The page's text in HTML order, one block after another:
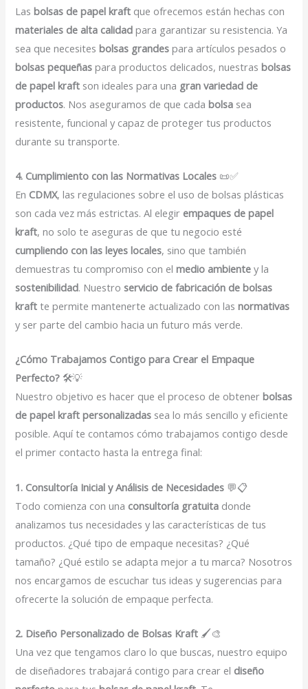
Lasbolsas de papel kraft que ofrecemos están hechas con
materiales de alta calidad para garantizar su resistencia. Ya
sea que necesitesbolsas grandes para artículos pesados o
bolsas pequeñas para productos delicados, nuestrasbolsas
de papel kraft son ideales para una gran variedad de
productos. Nos aseguramos de que cadabolsa sea
resistente, funcional y capaz de proteger tus productos
durante su transporte.
4. Cumplimiento con las Normativas Locales 📜✅
En CDMX, las regulaciones sobre el uso de bolsas plásticas
son cada vez más estrictas. Al elegir empaques de papel
kraft, no solo te aseguras de que tu negocio esté
cumpliendo con las leyes locales, sino que también
demuestras tu compromiso con elmedio ambiente y la
sostenibilidad. Nuestroservicio de fabricación de bolsas
kraft te permite mantenerte actualizado con lasnormativas
y ser parte del cambio hacia un futuro más verde.
¿Cómo Trabajamos Contigo para Crear el Empaque
Perfecto? 🛠️💡
Nuestro objetivo es hacer que el proceso de obtenerbolsas
de papel kraft personalizadas sea lo más sencillo y eficiente
posible. Aquí te contamos cómo trabajamos contigo desde
el primer contacto hasta la entrega final:
1. Consultoría Inicial y Análisis de Necesidades 💬📋
Todo comienza con una consultoría gratuita donde
analizamos tus necesidades y las características de tus
productos. ¿Qué tipo de empaque necesitas? ¿Qué
tamaño? ¿Qué estilo se adapta mejor a tu marca? Nosotros
nos encargamos de escuchar tus ideas y sugerencias para
ofrecerte la solución de empaque perfecta.
2. Diseño Personalizado de Bolsas Kraft 🖌️🎨
Una vez que tengamos claro lo que buscas, nuestro equipo
de diseñadores trabajará contigo para crear el diseño